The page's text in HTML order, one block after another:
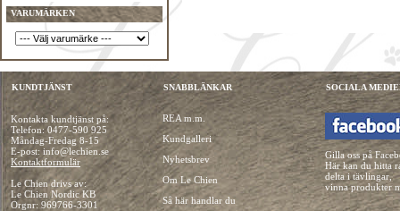
VARUMÄRKEN
KUNDTJÄNST
Kontakta kundtjänst på:
Telefon:0477-590 925
Måndag-Fredag 8-15
E-post: info@lechien.se
Kontaktformulär
Le Chien drivs av:
Le Chien Nordic KB
Orgnr: 969766-3301
SNABBLÄNKAR
REA m.m.
Kundgalleri
Nyhetsbrev
Om Le Chien
Så här handlar du
SOCIALA
Gilla oss på
Här kan du hitta
delta i tävlingar,
vinna produkter